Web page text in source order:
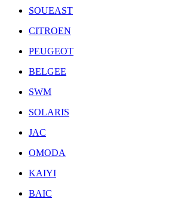
SOUEAST
CITROEN
PEUGEOT
BELGEE
SWM
SOLARIS
JAC
OMODA
KAIYI
BAIC